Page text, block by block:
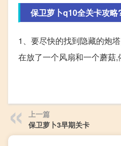
保卫萝卜q10全关卡攻略
1、要尽快的找到隐藏的炮
在放了一个风扇和一个蘑菇,
上一篇
保卫萝卜3早期关卡